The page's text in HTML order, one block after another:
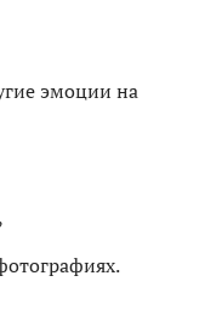
эмоции на